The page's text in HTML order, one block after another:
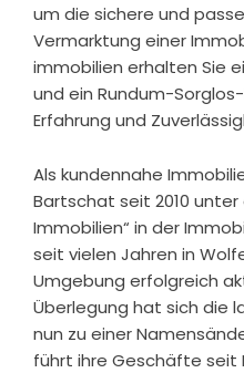
um die sichere und
Vermarktung einer
immobilien erhalten Sie
und ein Rundum-
Erfahrung und
Als kundennahe
Bartschat seit 2010
Immobilien“ in der
seit vielen Jahren in
Umgebung erfolgreich
Überlegung hat sich die
nun zu einer
führt ihre Geschäfte seit